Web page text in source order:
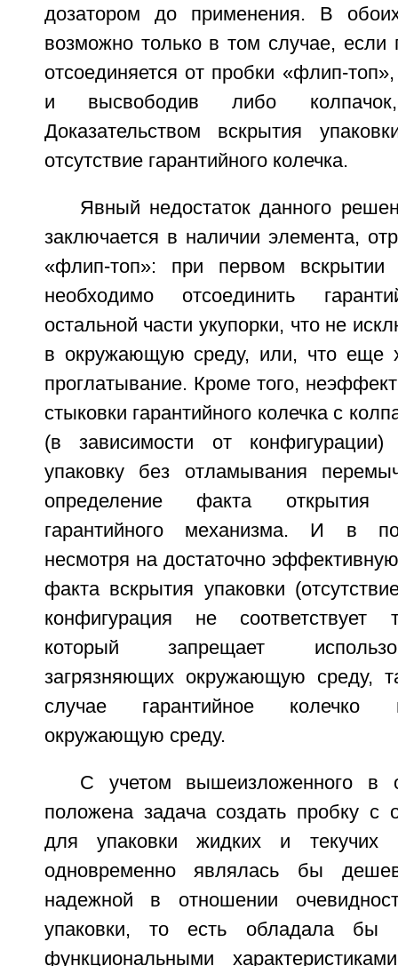
дозатором до применения. В
возможно только в том случае, если
отсоединяется от пробки «флип-
и высвободив либо
Доказательством вскрытия
отсутствие гарантийного колечка.
Явный недостаток данного
заключается в наличии элемента,
«флип-топ»: при первом вскрытии
необходимо отсоединить
остальной части укупорки, что не
в окружающую среду, или, что еще
проглатывание. Кроме того,
стыковки гарантийного колечка с
(в зависимости от конфигурации)
упаковку без отламывания
определение факта открытия
гарантийного механизма. И в
несмотря на достаточно
факта вскрытия упаковки
конфигурация не соответствует
который запрещает
загрязняющих окружающую среду,
случае гарантийное колечко
окружающую среду.
С учетом вышеизложенного в
положена задача создать пробку с
для упаковки жидких и текучих
одновременно являлась бы
надежной в отношении
упаковки, то есть обладала бы
функциональными